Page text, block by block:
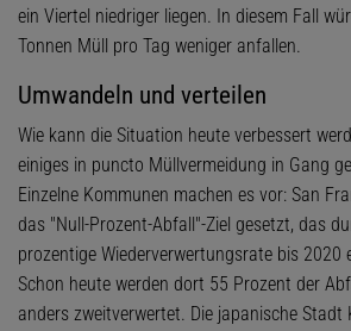
ein Viertel niedriger liegen. In diesem Fall
Tonnen Müll pro Tag weniger anfallen.
Umwandeln und verteilen
Wie kann die Situation heute verbessert
einiges in puncto Müllvermeidung in Gang
Einzelne Kommunen machen es vor: San
das "Null-Prozent-Abfall"-Ziel gesetzt, das
prozentige Wiederverwertungsrate bis 2020
Schon heute werden dort 55 Prozent der
anders zweitverwertet. Die japanische Stadt